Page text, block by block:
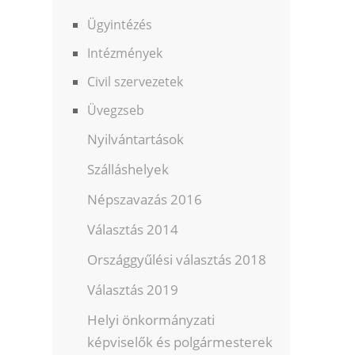
Ügyintézés
Intézmények
Civil szervezetek
Üvegzseb
Nyilvántartások
Szálláshelyek
Népszavazás 2016
Választás 2014
Országgyűlési választás 2018
Választás 2019
Helyi önkormányzati
képviselők és polgármesterek